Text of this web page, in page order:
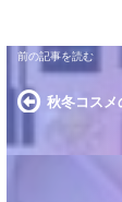
秋冬コスメ